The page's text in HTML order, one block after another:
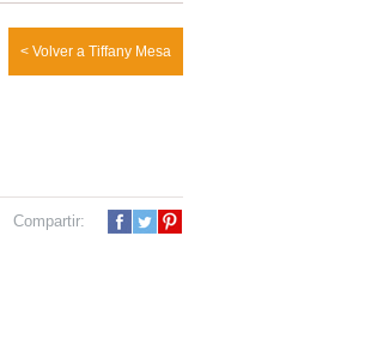
< Volver a Tiffany Mesa
Compartir: